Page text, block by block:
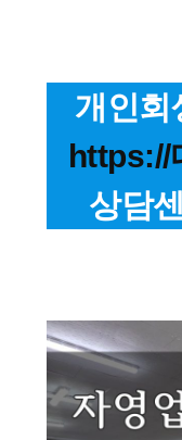
개인회
https://
상담